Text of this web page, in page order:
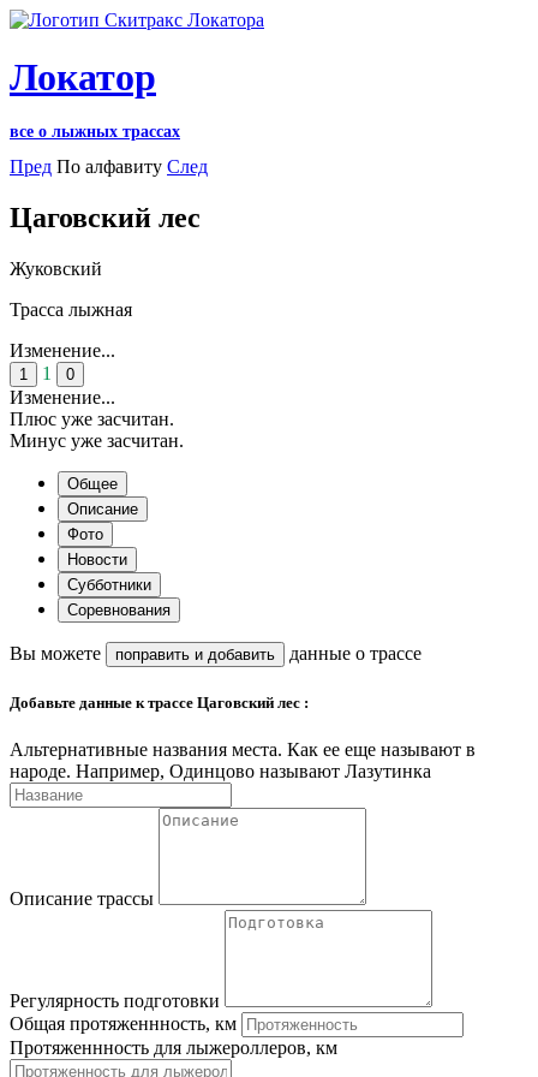
Локатор
все о лыжных трассах
Пред По алфавиту След
Цаговский лес
Жуковский
Трасса лыжная
Изменение...
1 1 0
Изменение...
Плюс уже засчитан.
Минус уже засчитан.
Общее
Описание
Фото
Новости
Субботники
Соревнования
Вы можете поправить и добавить данные о трассе
Добавьте данные к трассе Цаговский лес :
Альтернативные названия места. Как ее еще называют в
народе. Например, Одинцово называют Лазутинка
Описание трассы
Регулярность подготовки
Общая протяженнность, км
Протяженнность для лыжероллеров, км